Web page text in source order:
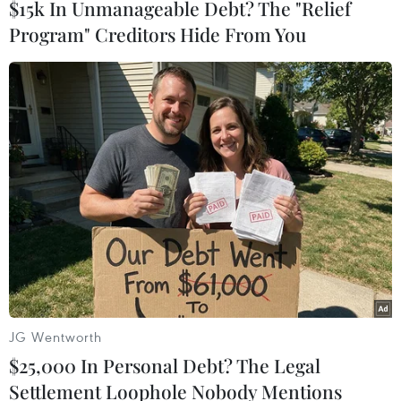
ngôi sao phim khiêu dâm Daniels
chấp nhận hoãn phiên tòa tối đa
30 ngày.
(TTXVN/Vietnam+)
$15k In Unmanageable Debt? The "Relief
Program" Creditors Hide From You
JG Wentworth
$25,000 In Personal Debt? The Legal
Settlement Loophole Nobody Mentions